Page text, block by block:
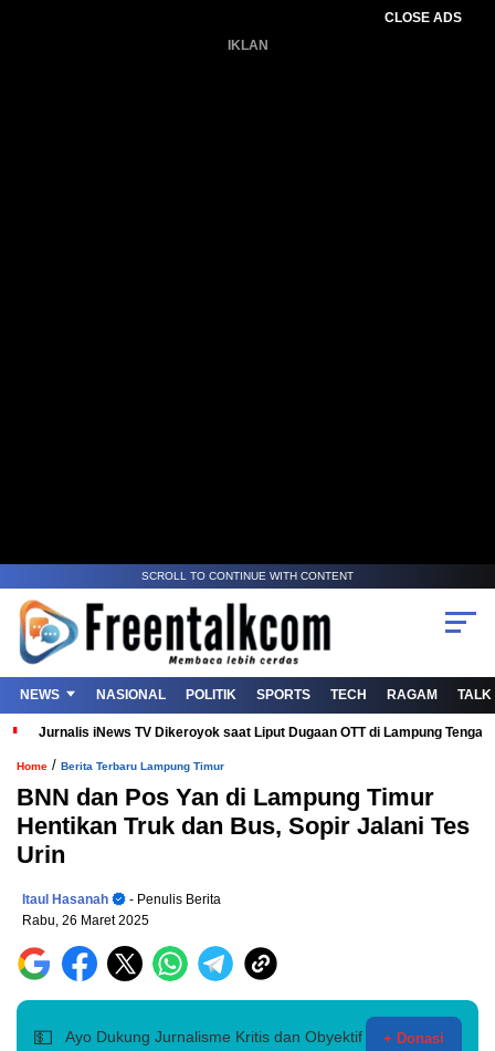
CLOSE ADS
IKLAN
SCROLL TO CONTINUE WITH CONTENT
NEWS NASIONAL POLITIK SPORTS TECH RAGAM TALK
Jurnalis iNews TV Dikeroyok saat Liput Dugaan OTT di Lampung
Home / Berita Terbaru Lampung Timur
BNN dan Pos Yan di Lampung Timur
Hentikan Truk dan Bus, Sopir Jalani Tes
Urin
Itaul Hasanah
- Penulis Berita
Rabu, 26 Maret 2025
💵 Ayo Dukung Jurnalisme Kritis dan Obyektif + Donasi